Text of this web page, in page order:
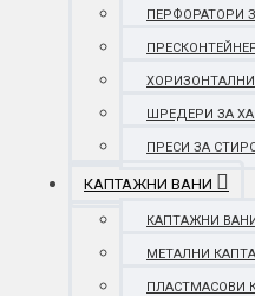
ПЕРФОРАТОРИ
ШРЕДЕРИ ЗА
ПРЕСИ ЗА
КАПТАЖНИ ВАНИ
КАПТАЖНИ
МЕТАЛНИ
ПЛАСТМАСОВИ